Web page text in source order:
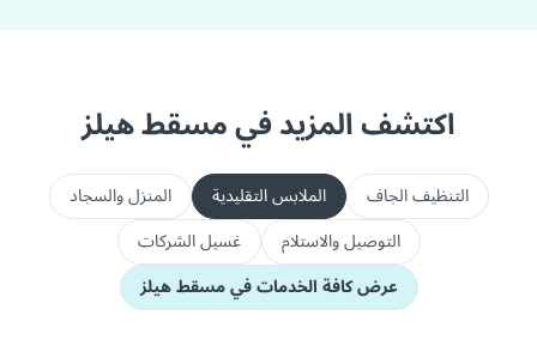
اكتشف المزيد في مسقط هيلز
التنظيف الجاف الملابس التقليدية
المنزل والسجاد
التوصيل والاستلام
غسيل الشركات
عرض كافة الخدمات في مسقط هيلز